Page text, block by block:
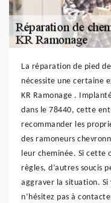
La réparation de pied
nécessite une certaine
KR Ramonage .
dans le 78440, cette
recommander les
des ramoneurs
leur cheminée. Si cette
règles, d’autres soucis
aggraver la situation. Si
n’hésitez pas à